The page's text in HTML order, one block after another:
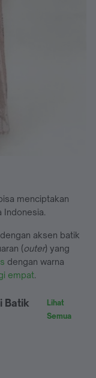
menciptakan
Indonesia.
aksen batik
(outer) yang
dengan warna
empat.
Batik
Lihat
Semua